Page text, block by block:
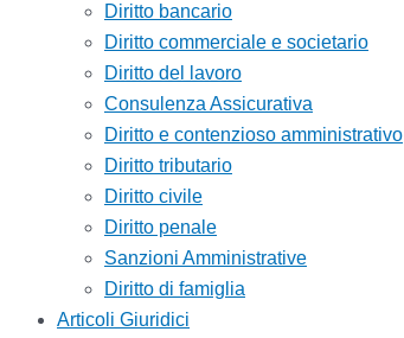
Diritto bancario
Diritto commerciale e societario
Diritto del lavoro
Consulenza Assicurativa
Diritto e contenzioso amministrativo
Diritto tributario
Diritto civile
Diritto penale
Sanzioni Amministrative
Diritto di famiglia
Articoli Giuridici